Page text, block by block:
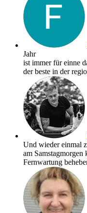
Jahr
ist immer für einne
der beste in der
Und wieder einmal
am
Fernwartung